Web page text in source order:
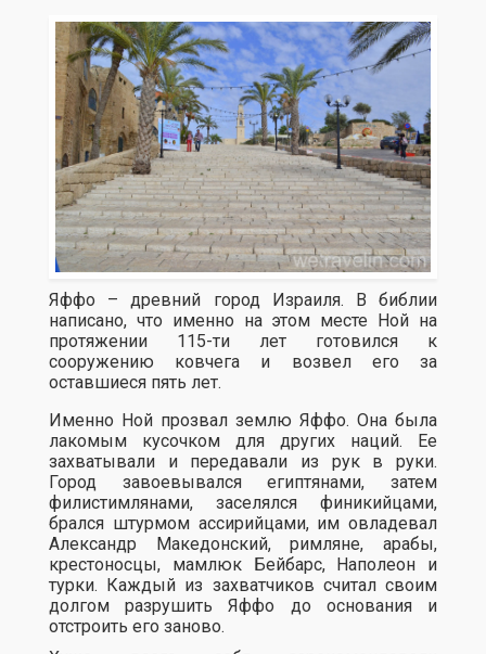
Яффо – древний город Израиля. В библии
написано, что именно на этом месте Ной на
протяжении 115-ти лет готовился к
сооружению ковчега и возвел его за
оставшиеся пять лет.
Именно Ной прозвал землю Яффо. Она была
лакомым кусочком для других наций. Ее
захватывали и передавали из рук в руки.
Город завоевывался египтянами, затем
филистимлянами, заселялся финикийцами,
брался штурмом ассирийцами, им овладевал
Александр Македонский, римляне, арабы,
крестоносцы, мамлюк Бейбарс, Наполеон и
турки. Каждый из захватчиков считал своим
долгом разрушить Яффо до основания и
отстроить его заново.